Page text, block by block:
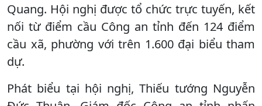
Quang. Hội nghị được tổ chức trực tuyến, kết
nối từ điểm cầu Công an tỉnh đến 124 điểm
cầu xã, phường với trên 1.600 đại biểu tham
dự.
Phát biểu tại hội nghị, Thiếu tướng Nguyễn